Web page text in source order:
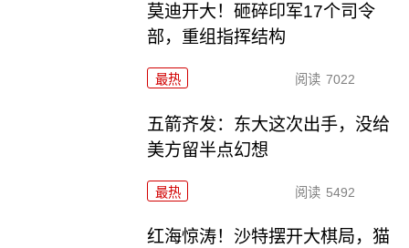
莫迪开大！砸碎印军17个司令
部，重组指挥结构
最热 阅读 7022
五箭齐发：东大这次出手，没给
美方留半点幻想
最热 阅读 5492
红海惊涛！沙特摆开大棋局，猫